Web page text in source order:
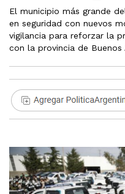
El municipio más grande
en seguridad con nuevos
vigilancia para reforzar la
con la provincia de Buenos